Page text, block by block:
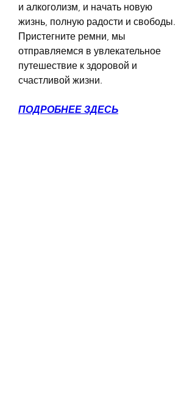
и алкоголизм, и начать новую
жизнь, полную радости и свободы.
Пристегните ремни, мы
отправляемся в увлекательное
путешествие к здоровой и
счастливой жизни.
ПОДРОБНЕЕ ЗДЕСЬ